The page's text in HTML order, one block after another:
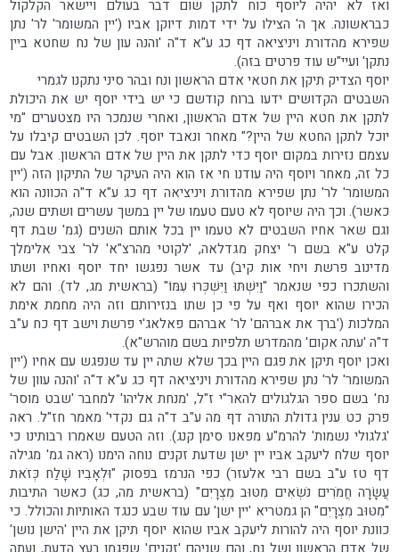
ואז לא יהיה ליוסף כוח לתקן שום דבר בעולם ויישאר הקלקול
כבראשונה. אך ה' הצילו על ידי דמות דיוקן אביו ('יין המשומר' לר' נתן
שפירא מהדורת ויניציאה דף כג ע"א ד"ה 'והנה עון של נח שחטא ביין
נתקן' ועיי"ש עוד פרטים בזה).
יוסף הצדיק תיקן את חטאי אדם הראשון ונח ובהר סיני נתקנו לגמרי
השבטים הקדושים ידעו ברוח קודשם כי יש בידי יוסף יש את היכולת
לתקן את חטא היין של אדם הראשון, ואחרי שנמכר היו מצטערים "מי
יוכל לתקן החטא של היין?" מאחר ונאבד יוסף. לכן השבטים קיבלו על
עצמם נזירות במקום יוסף כדי לתקן את היין של אדם הראשון. אבל עם
כל זה, מאחר ויוסף היה עודנו חי אז הוא היה העיקר של התיקון הזה ('יין
המשומר' לר' נתן שפירא מהדורת ויניציאה דף כג ע"א ד"ה הכוונה הוא
כאשר). וכך היה שיוסף לא טעם טעמו של יין במשך עשרים ושתים שנה,
וגם שאר אחיו השבטים לא טעמו יין בכל אותם השנים (גמ' שבת דף
קלט ע"א בשם ר' יצחק מגדלאה, 'לקוטי מהרצ"א' לר' צבי אלימלך
מדינוב פרשת ויחי אות קיב) עד אשר נפגשו יחד יוסף ואחיו ושתו
והשתכרו כפי שנאמר "וַיִּשְׁתּוּ וַיִּשְׁכְּרוּ עִמּוֹ" (בראשית מג, לד). והם לא
הכירו שהוא יוסף ואף על פי כן שתו בנזירותם וזה היה מחמת אימת
המלכות ('ברך את אברהם' לר' אברהם פאלאג'י פרשת וישב דף כח ע"ב
ד"ה 'עתה אקום' מהמדרש תלפיות בשם מוהרש"א).
ואכן יוסף תיקן את פגם היין בכך שלא שתה יין עד שנפגש עם אחיו ('יין
המשומר' לר' נתן שפירא מהדורת ויניציאה דף כג ע"א ד"ה 'והנה עוון של
נח' בשם ספר הגלגולים להאר"י ז"ל, 'מנחת אליהו' למחבר 'שבט מוסר'
פרק כט ענין גדולת התורה דף מה ע"ב ד"ה גם נקדי' מאמר חז"ל. ראה
'גלגולי נשמות' להרמ"ע מפאנו סימן קנג). וזה הטעם שאמרו רבותינו כי
יוסף שלח ליעקב אביו יין ישן שדעת זקנים נוחה הימנו (ראה גמ' מגילה
דף טז ע"ב בשם רבי אלעזר) כפי הנרמז בפסוק "וּלְאָבִיו שָׁלַח כְּזֹאת
עֲשָׂרָה חֲמֹרִים נֹשְׂאִים מִטּוּב מִצְרָיִם" (בראשית מה, כג) כאשר התיבות
"מִטּוּב מִצְרָיִם" הן גמטריא 'יין ישן' עם עוד שבע כנגד האותיות והכולל. כי
כוונת יוסף היה להורות ליעקב אביו שהוא יוסף תיקן את היין 'הישן נושן'